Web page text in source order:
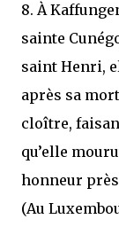
8. À
sainte
saint Henri,
après sa
cloître,
qu’elle
honneur
(Au